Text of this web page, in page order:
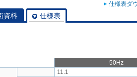
仕様表ダ
資料 仕様表
50Hz
11.1